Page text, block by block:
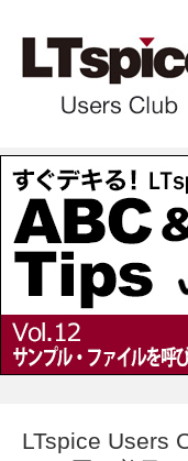
LTspice Users